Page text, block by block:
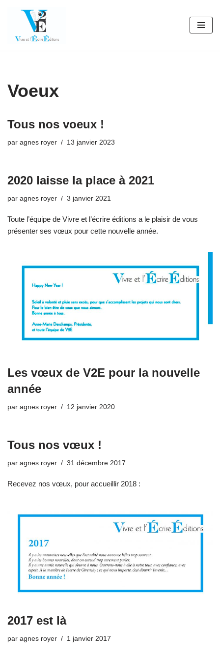
au
Voeux
Tous nos voeux !
par agnes royer 13 janvier 2023
2020 laisse la place à 2021
par agnes royer 3 janvier 2021
Toute l’équipe de Vivre et l’écrire éditions a le plaisir de vous
présenter ses vœux pour cette nouvelle année.
Les vœux de V2E pour la nouvelle
année
par agnes royer 12 janvier 2020
Tous nos vœux !
par agnes royer 31 décembre 2017
Recevez nos vœux, pour accueillir 2018 :
2017 est là
par agnes royer 1 janvier 2017